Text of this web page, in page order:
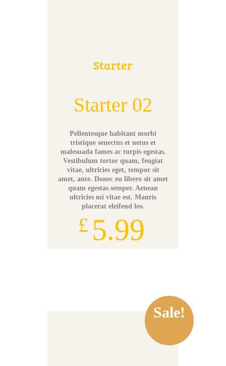
Starter
Starter 02
Pellentesque habitant morbi
tristique senectus et netus et
malesuada fames ac turpis egestas.
Vestibulum tortor quam, feugiat
vitae, ultricies eget, tempor sit
amet, ante. Donec eu libero sit amet
quam egestas semper. Aenean
ultricies mi vitae est. Mauris
placerat eleifend leo.
£ 5.99
Sale!
Current
price